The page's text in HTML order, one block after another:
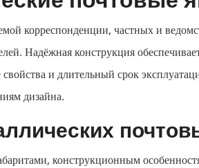
корреспонденции, частных и
Надёжная конструкция
свойства и длительный срок
дизайна.
конструкционным